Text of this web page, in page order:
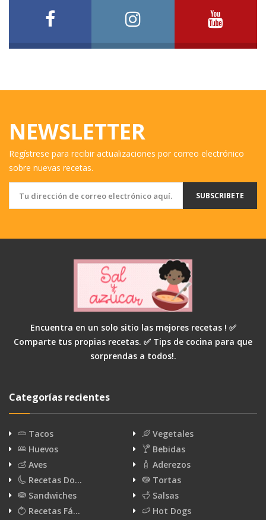
NEWSLETTER
Regístrese para recibir actualizaciones por correo electrónico
sobre nuevas recetas.
SUBSCRIBETE
Encuentra en un solo sitio las mejores recetas ! ✅
Comparte tus propias recetas. ✅ Tips de cocina para que
sorprendas a todos!.
Categorías recientes
Tacos
Vegetales
Huevos
Bebidas
Aves
Aderezos
Recetas Do…
Tortas
Sandwiches
Salsas
Recetas Fá…
Hot Dogs